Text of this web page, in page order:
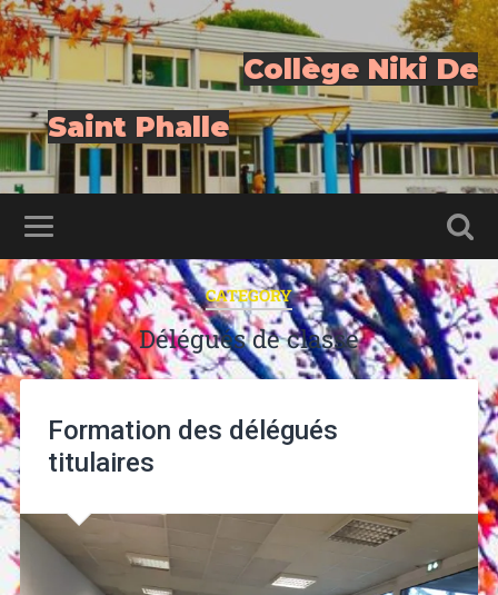
Collège Niki De
Saint Phalle
CATEGORY
Délégués de classe
Formation des délégués
titulaires